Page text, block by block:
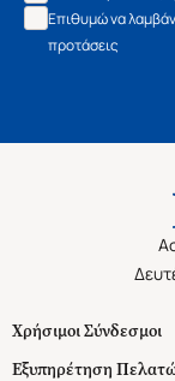
Επιθυμώ να
προτάσεις
Χρήσιμοι Σύνδεσμοι
Εξυπηρέτηση